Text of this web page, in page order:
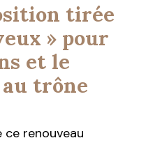
tirée
» pour
et le
trône
ce renouveau